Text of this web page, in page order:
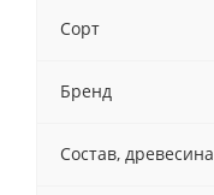
Сорт
Бренд
Состав, древесина